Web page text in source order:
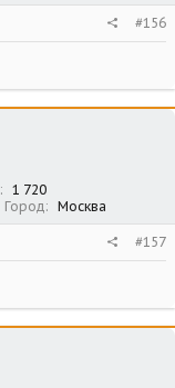
#156
1 720
Город Москва
#157